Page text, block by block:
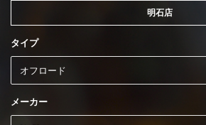
明石店
タイプ
メーカー